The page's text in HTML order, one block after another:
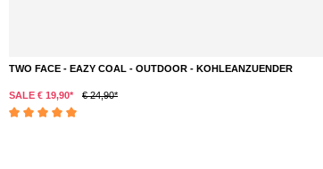
TWO FACE - EAZY COAL - OUTDOOR - KOHLEANZUENDER
SALE € 19,90* € 24,90*